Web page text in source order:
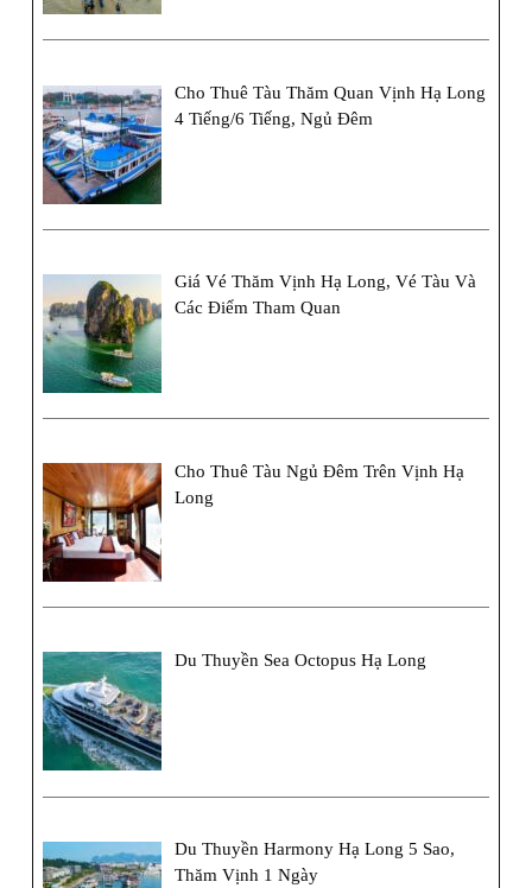
Cho Thuê Tàu Thăm Quan Vịnh Hạ Long
4 Tiếng/6 Tiếng, Ngủ Đêm
Giá Vé Thăm Vịnh Hạ Long, Vé Tàu Và
Các Điểm Tham Quan
Cho Thuê Tàu Ngủ Đêm Trên Vịnh Hạ
Long
Du Thuyền Sea Octopus Hạ Long
Du Thuyền Harmony Hạ Long 5 Sao,
Thăm Vịnh 1 Ngày